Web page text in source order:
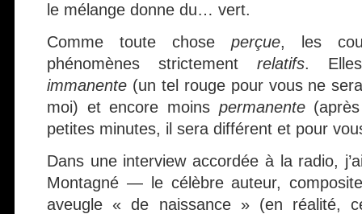
le mélange donne du… vert.
Comme toute chose perçue, les
phénomènes strictement relatifs.
immanente (un tel rouge pour vous ne
moi) et encore moins permanente(après
petites minutes, il sera différent et pour
Dans une interview accordée à la radio,
Montagné — le célèbre auteur,
aveugle « de naissance » (en réalité,